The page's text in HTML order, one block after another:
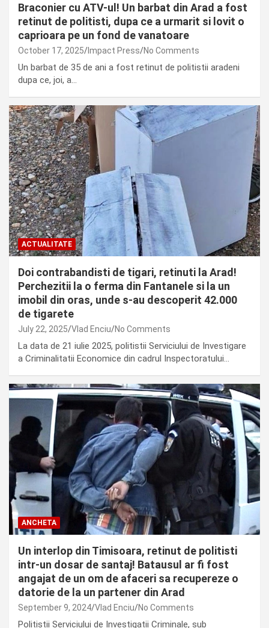
Braconier cu ATV-ul! Un barbat din Arad a fost
retinut de politisti, dupa ce a urmarit si lovit o
caprioara pe un fond de vanatoare
October 17, 2025 Impact Press No Comments
Un barbat de 35 de ani a fost retinut de politistii aradeni
dupa ce, joi, a…
ACTUALITATE
Doi contrabandisti de tigari, retinuti la Arad!
Perchezitii la o ferma din Fantanele si la un
imobil din oras, unde s-au descoperit 42.000
de tigarete
July 22, 2025 Vlad Enciu No Comments
La data de 21 iulie 2025, politistii Serviciului de Investigare
a Criminalitatii Economice din cadrul Inspectoratului…
ANCHETA
Un interlop din Timisoara, retinut de politisti
intr-un dosar de santaj! Batausul ar fi fost
angajat de un om de afaceri sa recupereze o
datorie de la un partener din Arad
September 9, 2024 Vlad Enciu No Comments
Politistii Serviciului de Investigatii Criminale, sub